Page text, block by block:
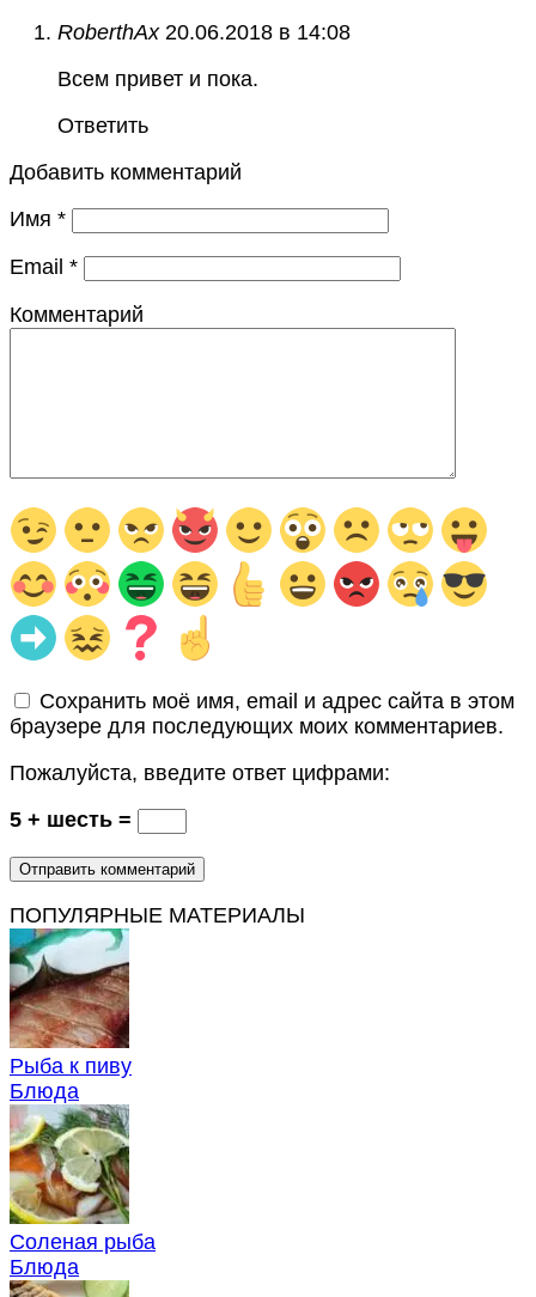
RoberthAx 20.06.2018 в 14:08
Всем привет и пока.
Ответить
Добавить комментарий
Имя *
Email *
Комментарий
Сохранить моё имя, email и адрес сайта в этом
браузере для последующих моих комментариев.
Пожалуйста, введите ответ цифрами:
5 + шесть =
ПОПУЛЯРНЫЕ МАТЕРИАЛЫ
Рыба к пиву
Блюда
Соленая рыба
Блюда